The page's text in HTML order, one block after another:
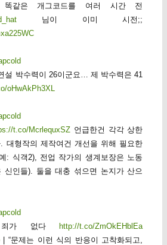
같은 개그코드를 여러 시간 전
님이 이미 시전;;
설 박수력이 26이군요… 제 박수력은 41
oHwAkPh3XL
t.co/McrlequxSZ 언급한건 각각 상한
대형작의 제작여건 개선을 위해 필요한
: 식객2), 전업 작가의 생계보장은 노동
신인들). 둘을 대충 섞으면 논지가 산으
죄가 없다
http://t.co/ZmOkEHblEa
| “문제는 이런 식의 반응이 고착화되고,